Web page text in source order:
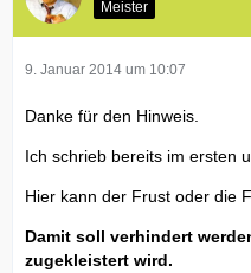
Meister
9. Januar 2014 um 10:07
Danke für den Hinweis.
Ich schrieb bereits im ersten
Hier kann der Frust oder die
Damit soll verhindert
zugekleistert wird.